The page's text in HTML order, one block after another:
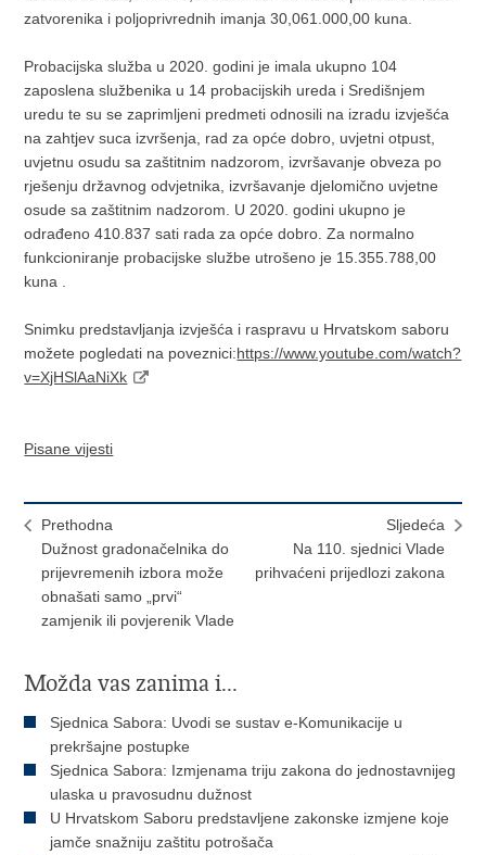
zatvorenika i poljoprivrednih imanja 30,061.000,00 kuna.
Probacijska služba u 2020. godini je imala ukupno 104
zaposlena službenika u 14 probacijskih ureda i Središnjem
uredu te su se zaprimljeni predmeti odnosili na izradu izvješća
na zahtjev suca izvršenja, rad za opće dobro, uvjetni otpust,
uvjetnu osudu sa zaštitnim nadzorom, izvršavanje obveza po
rješenju državnog odvjetnika, izvršavanje djelomično uvjetne
osude sa zaštitnim nadzorom. U 2020. godini ukupno je
odrađeno 410.837 sati rada za opće dobro. Za normalno
funkcioniranje probacijske službe utrošeno je 15.355.788,00
kuna .
Snimku predstavljanja izvješća i raspravu u Hrvatskom saboru
možete pogledati na poveznici:https://www.youtube.com/watch?
v=XjHSlAaNiXk
Pisane vijesti
Prethodna
Dužnost gradonačelnika do
prijevremenih izbora može
obnašati samo „prvi“
zamjenik ili povjerenik Vlade
Sljedeća
Na 110. sjednici Vlade
prihvaćeni prijedlozi zakona
Možda vas zanima i...
Sjednica Sabora: Uvodi se sustav e-Komunikacije u
prekršajne postupke
Sjednica Sabora: Izmjenama triju zakona do jednostavnijeg
ulaska u pravosudnu dužnost
U Hrvatskom Saboru predstavljene zakonske izmjene koje
jamče snažniju zaštitu potrošača